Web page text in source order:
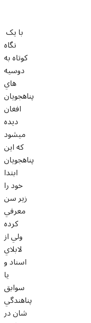
نگاه
کوتاه به
دوسيه
هاي
پناهجويان
افغان
ديده
ميشود
که اين
پناهجويان
ابتدا
خود را
زير سن
معرفي
کرده
ولي از
لابلاي
اسناد و
يا
سوابق
پناهندگي
شان در